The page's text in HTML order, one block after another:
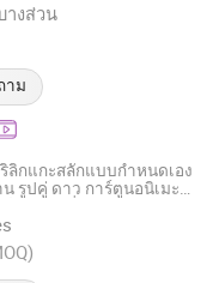
างส่วน
าม
จาก 2026
กแกะสลักแบบกำหนดเอง
รูปคู่ ดาว การ์ตูนอนิเมะ
Ltd.
จาก 2024